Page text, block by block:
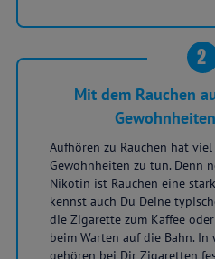
2
Mit dem Rauchen
Aufhören zu Rauchen hat
Gewohnheiten zu tun. Denn
Nikotin ist Rauchen eine
kennst auch Du Deine
die Zigarette zum Kaffee
beim Warten auf die Bahn.
gehören bei Dir Zigaretten